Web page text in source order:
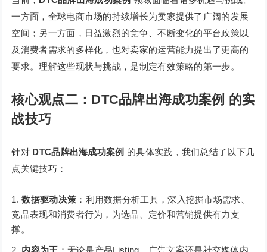
一方面，全球电商市场的持续增长为卖家提供了广阔的发展
空间；另一方面，日益激烈的竞争、不断变化的平台政策以
及消费者需求的多样化，也对卖家的运营能力提出了更高的
要求。理解这些现状与挑战，是制定有效策略的第一步。
核心观点二：DTC品牌出海成功案例 的实
战技巧
针对 DTC品牌出海成功案例 的具体实践，我们总结了以下几
点关键技巧：
数据驱动决策 ：利用数据分析工具，深入挖掘市场需求、
竞品表现和消费者行为，为选品、定价和营销提供有力支
撑。